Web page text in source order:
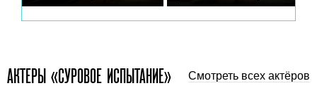
АКТЕРЫ «СУРОВОЕ ИСПЫТАНИЕ» Смотреть всех актёров